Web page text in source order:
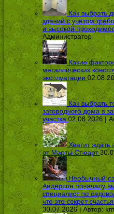
Как выбрать
зданий с учётом
и высокой
Администратор
Какие
металлических
эксплуатации
Как выбрать
загородного дома в
участка 02.08.2026 |
Хватит ждать
от Марты Стюарт
Необычный
Андерсон поначалу
специалист по
что это секрет
30.07.2026 | Автор: